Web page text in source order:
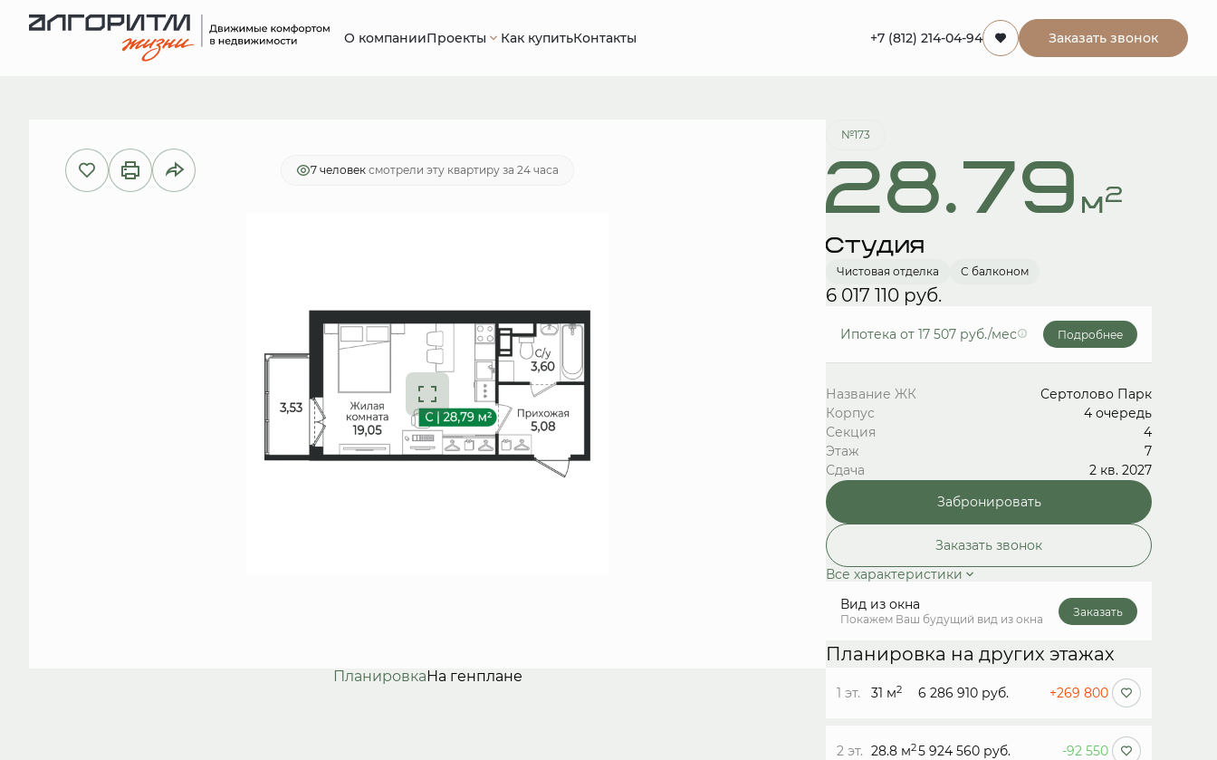
О компанииПроекты Как купитьКонтакты +7 (812) 214-04-94 Заказать звонок
Студия28.79 м26 017 110 руб.Ипотекаот 17 507 руб./мес. Забронировать
7 человек смотрели эту квартиру за 24 часа
ПланировкаНа генплане
№173
28.79 м2
Студия
Чистовая отделка С балконом
6 017 110 руб.
Ипотека от 17 507 руб./мес Подробнее
Название ЖК
Сертолово Парк
Корпус
4 очередь
Секция
4
Этаж
7
Сдача
2 кв. 2027
Забронировать
Заказать звонок
Все характеристики
Вид из окна
Покажем Ваш будущий вид из окна
Заказать
Планировка на других этажах
1 эт. 31 м2 6 286 910 руб. +269 800
2 эт. 28.8 м25 924 560 руб. -92 550